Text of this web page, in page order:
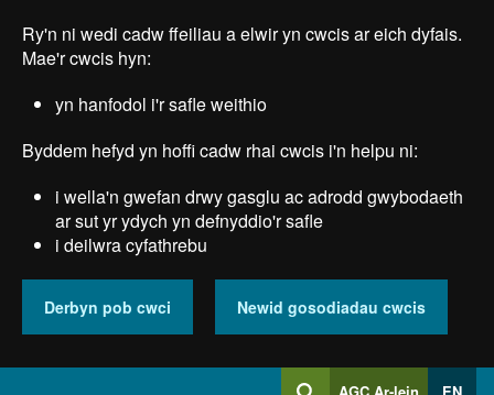
main
Ry'n ni wedi cadw ffeiliau a elwir yn cwcis ar eich dyfais.
Mae'r cwcis hyn:
yn hanfodol i'r safle weithio
Byddem hefyd yn hoffi cadw rhai cwcis i'n helpu ni:
i wella'n gwefan drwy gasglu ac adrodd gwybodaeth
ar sut yr ydych yn defnyddio'r safle
i deilwra cyfathrebu
Derbyn pob cwci Newid gosodiadau cwcis